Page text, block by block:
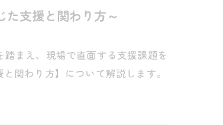
支援と関わり方～
踏まえ、現場で直面する支援課題を
関わり方】について解説します。